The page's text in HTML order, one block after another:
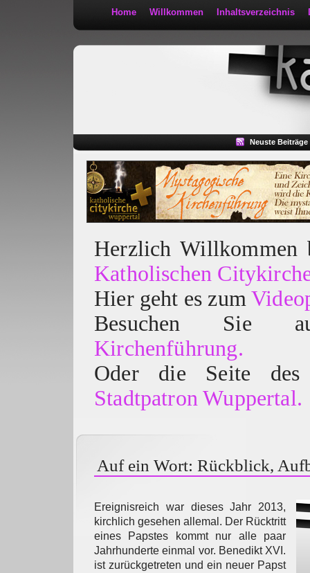
Home Willkommen Inhaltsverzeichnis
Neuste Beiträge
Herzlich
Katholischen
Hier geht es zum
Besuchen
Kirchenführung.
Oder die Seite des
Stadtpatron Wuppertal.
Auf ein Wort: Rückblick,
Ereignisreich war dieses Jahr 2013,
kirchlich gesehen allemal. Der Rücktritt
eines Papstes kommt nur alle paar
Jahrhunderte einmal vor. Benedikt XVI.
ist zurückgetreten und ein neuer Papst